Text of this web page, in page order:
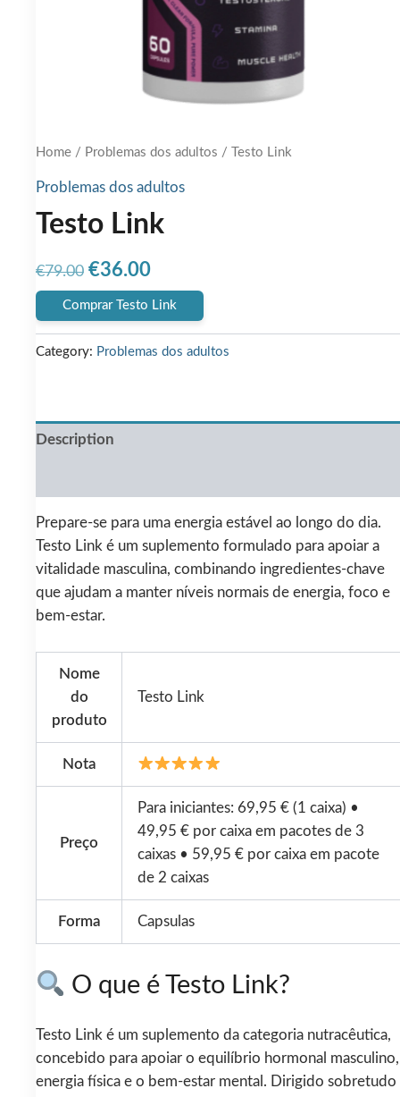
Home / Problemas dos adultos / Testo Link
Problemas dos adultos
Testo Link
€79.00 Original
price
was:
€36.00Current
price
is:
Comprar Testo Link
Category: Problemas dos adultos
Description
Prepare-se para uma energia estável ao longo do dia.
Testo Link é um suplemento formulado para apoiar a
vitalidade masculina, combinando ingredientes-chave
que ajudam a manter níveis normais de energia, foco e
bem‑estar.
Nome
do
produto
Testo Link
Nota
Preço
Para iniciantes: 69,95 € (1 caixa) •
49,95 € por caixa em pacotes de 3
caixas • 59,95 € por caixa em pacote
de 2 caixas
Forma Capsulas
O que é Testo Link?
Testo Link é um suplemento da categoria nutracêutica,
concebido para apoiar o equilíbrio hormonal masculino,
energia física e o bem‑estar mental. Dirigido sobretudo